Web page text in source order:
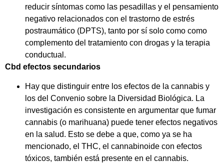
reducir síntomas como las pesadillas y el pensamiento
negativo relacionados con el trastorno de estrés
postraumático (DPTS), tanto por sí solo como como
complemento del tratamiento con drogas y la terapia
conductual.
Cbd efectos secundarios
Hay que distinguir entre los efectos de la cannabis y
los del Convenio sobre la Diversidad Biológica. La
investigación es consistente en argumentar que fumar
cannabis (o marihuana) puede tener efectos negativos
en la salud. Esto se debe a que, como ya se ha
mencionado, el THC, el cannabinoide con efectos
tóxicos, también está presente en el cannabis.